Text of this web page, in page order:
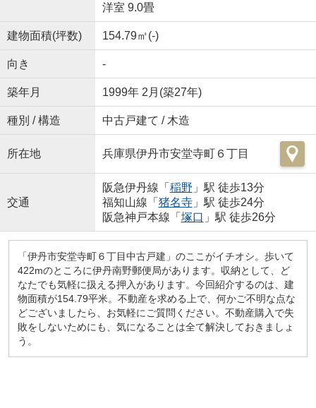
洋室 9.0畳
建物面積(坪数) 154.79㎡(-)
向き -
築年月 1999年 2月(築27年)
種別 / 構造 中古戸建て / 木造
所在地 兵庫県伊丹市安堂寺町６丁目
交通
阪急伊丹線「 稲野 」駅 徒歩13分
福知山線「 猪名寺」駅 徒歩24分
阪急神戸本線「 塚口 」駅 徒歩26分
「伊丹市安堂寺町６丁目中古戸建」のここがイチオシ。歩いて
422mのところに伊丹南野郵便局があります。収納として、ど
なたでも気軽に扱える押入があります。今回紹介するのは、建
物面積が154.79平米。不動産を求める上で、何かご不明な点な
どございましたら、お気軽にご質問ください。不動産購入で失
敗をしないためにも、気になることは全て解決しておきましょ
う。